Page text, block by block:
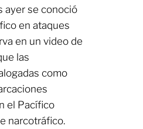
ayer se conoció
en ataques
en un video de
las
como
el Pacífico
narcotráfico.